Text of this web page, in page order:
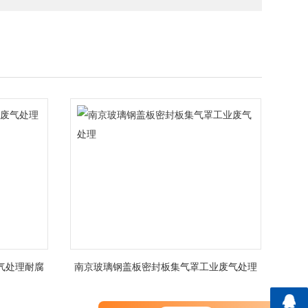
处理耐腐
南京玻璃钢盖板密封板集气罩工业废气处理